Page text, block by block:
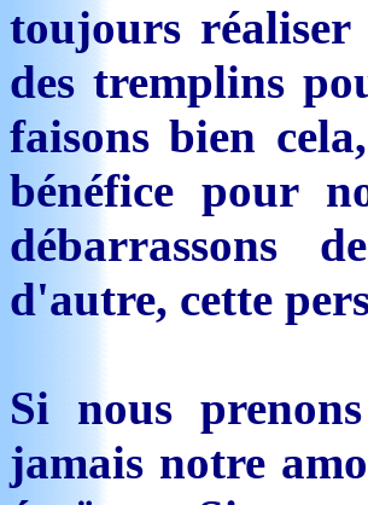
toujours réaliser
des tremplins
faisons bien
bénéfice pour
débarrassons
d'autre, cette
Si nous
jamais notre